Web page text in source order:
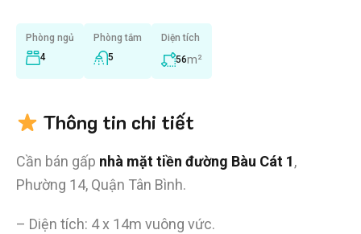
Phòng ngủ
4
Phòng tắm
5
Diện tích
56m²
Thông tin chi tiết
Cần bán gấp nhà mặt tiền đường Bàu Cát 1,
Phường 14, Quận Tân Bình.
– Diện tích: 4 x 14m vuông vức.